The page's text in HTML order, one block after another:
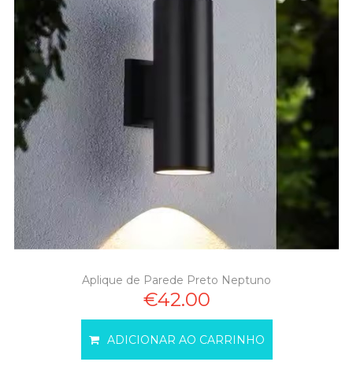
Aplique de Parede Preto Neptuno
€42.00
ADICIONAR AO CARRINHO